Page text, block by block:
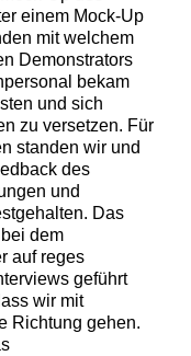
einem Mock-Up
mit welchem
Demonstrators
bekam
und sich
zu versetzen. Für
standen wir und
des
und
Das
dem
auf reges
geführt
wir mit
Richtung gehen.